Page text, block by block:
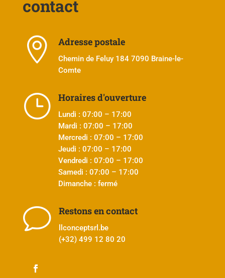
contact
 Adresse postale
Chemin de Feluy 184 7090 Braine-le-
Comte
} Horaires d'ouverture
Lundi : 07:00 – 17:00
Mardi : 07:00 – 17:00
Mercredi : 07:00 – 17:00
Jeudi : 07:00 – 17:00
Vendredi : 07:00 – 17:00
Samedi : 07:00 – 17:00
Dimanche : fermé
v Restons en contact
llconceptsrl.be
(+32) 499 12 80 20